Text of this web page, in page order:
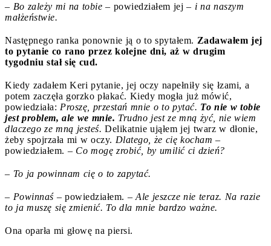
– Bo zależy mi na tobie – powiedziałem jej – i na naszym
małżeństwie.
Następnego ranka ponownie ją o to spytałem. Zadawałem jej
to pytanie co rano przez kolejne dni, aż w drugim
tygodniu stał się cud.
Kiedy zadałem Keri pytanie, jej oczy napełniły się łzami, a
potem zaczęła gorzko płakać. Kiedy mogła już mówić,
powiedziała: Proszę, przestań mnie o to pytać. To nie w tobie
jest problem, ale we mnie. Trudno jest ze mną żyć, nie wiem
dlaczego ze mną jesteś. Delikatnie ująłem jej twarz w dłonie,
żeby spojrzała mi w oczy. Dlatego, że cię kocham –
powiedziałem. – Co mogę zrobić, by umilić ci dzień?
– To ja powinnam cię o to zapytać.
– Powinnaś– powiedziałem. – Ale jeszcze nie teraz. Na razie
to ja muszę się zmienić. To dla mnie bardzo ważne.
Ona oparła mi głowę na piersi.